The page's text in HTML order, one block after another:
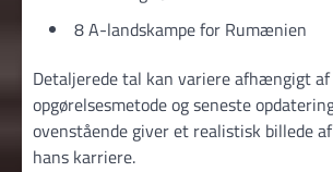
8 A-landskampe for Rumænien
Detaljerede tal kan variere afhængigt af
opgørelsesmetode og seneste
ovenstående giver et realistisk billede
hans karriere.